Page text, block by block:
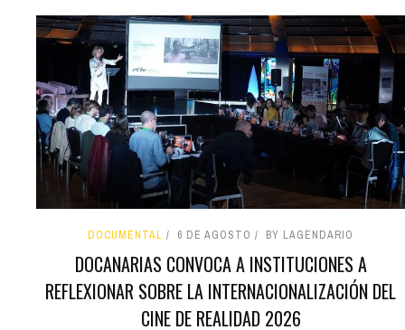
DOCUMENTAL 6 DE AGOSTO BY LAGENDARIO
DOCANARIAS CONVOCA A INSTITUCIONES A
REFLEXIONAR SOBRE LA INTERNACIONALIZACIÓN DEL
CINE DE REALIDAD 2026